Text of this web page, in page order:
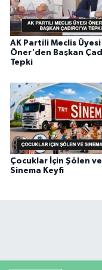
AK Partili Meclis Üyesi
Öner'den Başkan
Tepki
Çocuklar İçin Şölen ve
Sinema Keyfi